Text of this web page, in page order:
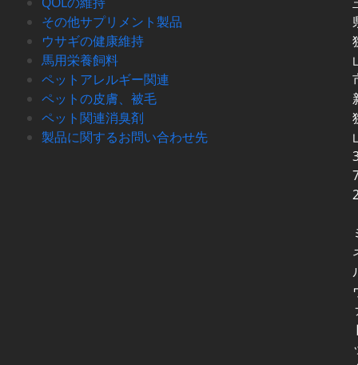
その他サプリメント製品
ウサギの健康維持
馬用栄養飼料
ペットアレルギー関連
ペットの皮膚、被毛
ペット関連消臭剤
製品に関するお問い合わせ先